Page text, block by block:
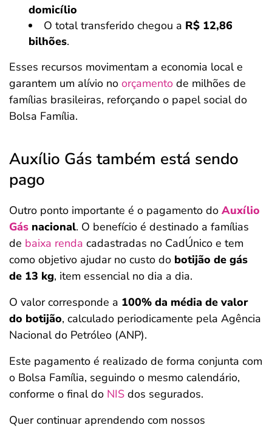
domicílio
O total transferido chegou a R$ 12,86
bilhões.
Esses recursos movimentam a economia local e
garantem um alívio no orçamento de milhões de
famílias brasileiras, reforçando o papel social do
Bolsa Família.
Auxílio Gás também está sendo
pago
Outro ponto importante é o pagamento do Auxílio
Gás nacional. O benefício é destinado a famílias
de baixa renda cadastradas no CadÚnico e tem
como objetivo ajudar no custo do botijão de gás
de 13 kg, item essencial no dia a dia.
O valor corresponde a 100% da média de valor
do botijão, calculado periodicamente pela Agência
Nacional do Petróleo (ANP).
Este pagamento é realizado de forma conjunta com
o Bolsa Família, seguindo o mesmo calendário,
conforme o final do NIS dos segurados.
Quer continuar aprendendo com nossos